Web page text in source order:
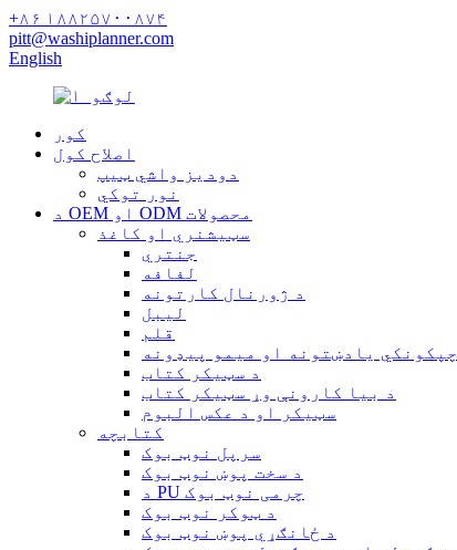
+۸۶ ۱۸۸۲۵۷۰۰۸۷۴
pitt@washiplanner.com
English
کور
اصلاح کول
دودیز واشي ټیپ
نور توکي
د OEM او ODM محصولات
سټیشنري او کاغذ
جنتري
لفافه
د ژورنال کارتونه
لیبل
قلم
چپکونکي یادښتونه او میمو پیډونه
د سټیکر کتاب
د بیا کارونې وړ سټیکر کتاب
سټیکر او د عکس البوم
کتابچه
سرپل نوټ بوک
د سخت پوښ نوټ بوک
د PU چرمی نوټ بوک
د ټوکر نوټ بوک
د ځانګړي پوښ نوټ بوک